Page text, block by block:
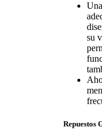
su
Repuestos